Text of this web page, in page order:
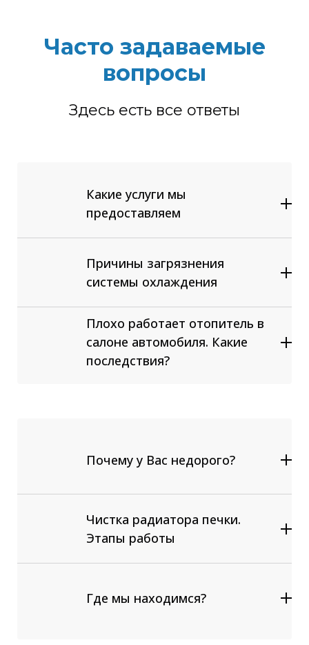
Часто задаваемые
вопросы
Здесь есть все ответы
Какие услуги мы
предоставляем
автомобилей любых марок
Аппаратная промывка радиатора
Ремонт / Замена радиатора печки
Замена любых компонентов
системы охлаждения и отопления:
Причины загрязнения
системы охлаждения
Плохо работает отопитель в
салоне автомобиля. Какие
последствия?
Почему у Вас недорого?
Чистка радиатора печки.
Этапы работы
оборудование для промывки
Где мы находимся?